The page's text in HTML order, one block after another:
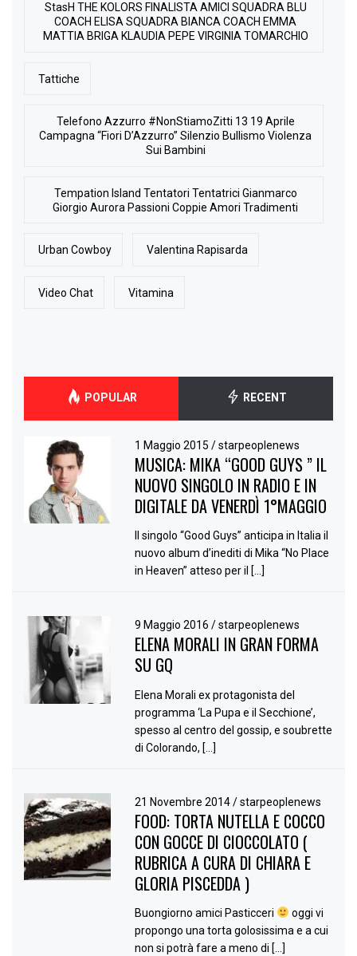
StasH THE KOLORS FINALISTA AMICI SQUADRA BLU
COACH ELISA SQUADRA BIANCA COACH EMMA
MATTIA BRIGA KLAUDIA PEPE VIRGINIA TOMARCHIO
Tattiche
Telefono Azzurro #NonStiamoZitti 13 19 Aprile
Campagna “Fiori D’Azzurro” Silenzio Bullismo Violenza
Sui Bambini
Tempation Island Tentatori Tentatrici Gianmarco
Giorgio Aurora Passioni Coppie Amori Tradimenti
Urban Cowboy Valentina Rapisarda
Video Chat Vitamina
POPULAR RECENT
1 Maggio 2015/ starpeoplenews
MUSICA: MIKA “GOOD GUYS ” IL
NUOVO SINGOLO IN RADIO E IN
DIGITALE DA VENERDÌ 1°MAGGIO
Il singolo “Good Guys” anticipa in Italia il
nuovo album d’inediti di Mika “No Place
in Heaven” atteso per il […]
9 Maggio 2016/ starpeoplenews
ELENA MORALI IN GRAN FORMA
SU GQ
Elena Morali ex protagonista del
programma ‘La Pupa e il Secchione’,
spesso al centro del gossip, e soubrette
di Colorando, […]
21 Novembre 2014/ starpeoplenews
FOOD: TORTA NUTELLA E COCCO
CON GOCCE DI CIOCCOLATO (
RUBRICA A CURA DI CHIARA E
GLORIA PISCEDDA )
Buongiorno amici Pasticceri
oggi vi
propongo una torta golosissima e a cui
non si potrà fare a meno di […]